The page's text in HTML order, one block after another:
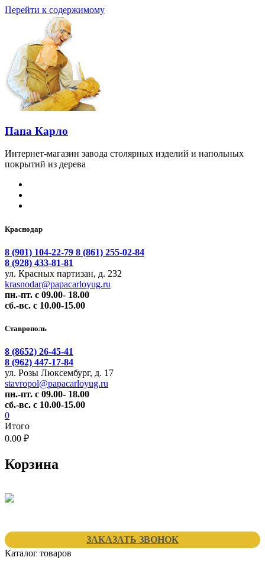
Перейти к содержимому
Папа Карло
Интернет-магазин завода столярных изделий и напольных
покрытий из дерева
Краснодар
8 (901) 104-22-79 8 (861) 255-02-84
8 (928) 433-81-81
ул. Красных партизан, д. 232
krasnodar@papacarloyug.ru
пн.-пт. с 09.00- 18.00
сб.-вс. с 10.00-15.00
Ставрополь
8 (8652) 26-45-41
8 (962) 447-17-84
ул. Розы Люксембург, д. 17
stavropol@papacarloyug.ru
пн.-пт. с 09.00- 18.00
сб.-вс. с 10.00-15.00
0
Итого
0.00 ₽
Корзина
ЗАКАЗАТЬ ЗВОНОК
Каталог товаров